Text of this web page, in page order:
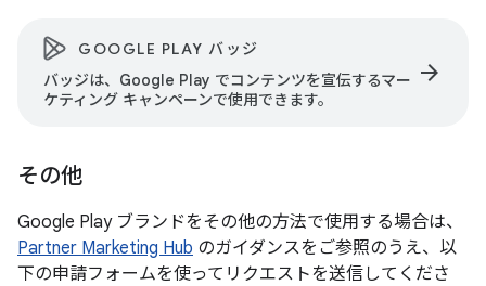
GOOGLE PLAY バッジ
バッジは、Google Play でコンテンツを宣伝するマー
ケティング キャンペーンで使用できます。
arrow_forward
その他
Google Play ブランドをその他の方法で使用する場合は、
Partner Marketing Hub のガイダンスをご参照のうえ、以
下の申請フォームを使ってリクエストを送信してくださ